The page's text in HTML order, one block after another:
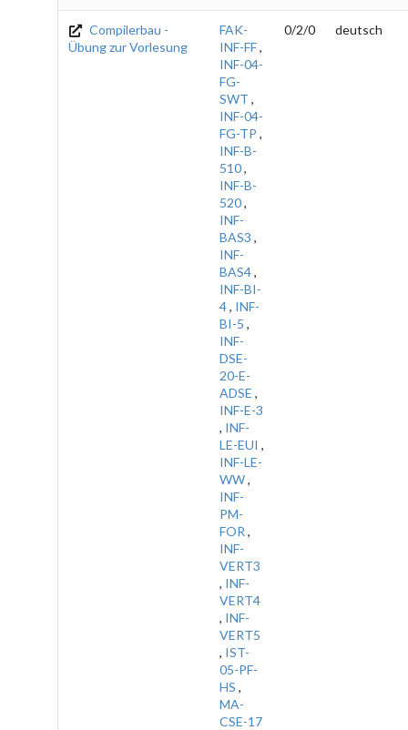
Compilerbau -
Übung zur Vorlesung
FAK-
INF-FF,
INF-04-
FG-
SWT ,
INF-04-
FG-TP ,
INF-B-
510,
INF-B-
520,
INF-
BAS3 ,
INF-
BAS4,
INF-BI-
4, INF-
BI-5 ,
INF-
DSE-
20-E-
ADSE ,
INF-E-3
, INF-
LE-EUI ,
INF-LE-
WW,
INF-
PM-
FOR ,
INF-
VERT3
, INF-
VERT4
, INF-
VERT5
, IST-
05-PF-
HS ,
MA-
CSE-17
0/2/0 deutsch